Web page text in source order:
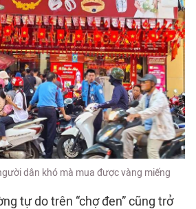
dân khó mà mua được vàng miếng
tự do trên “chợ đen” cũng trở